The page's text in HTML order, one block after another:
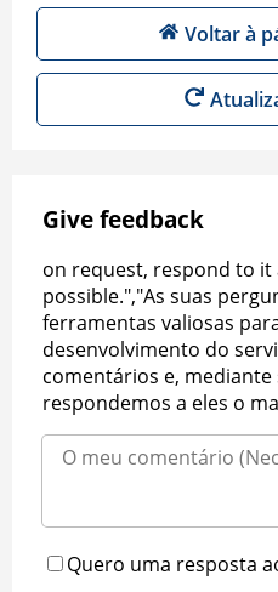
Voltar à
Give feedback
on request, respond to it
possible.","As suas
ferramentas valiosas
desenvolvimento do
comentários e, mediante
respondemos a eles o
Quero uma resposta